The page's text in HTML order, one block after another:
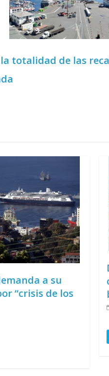
totalidad de las
a su
“crisis de los